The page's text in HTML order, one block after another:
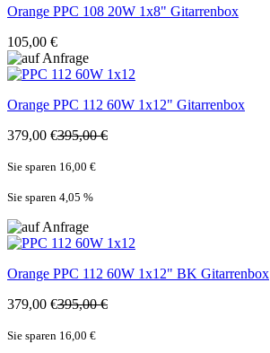
Orange PPC 108 20W 1x8" Gitarrenbox
105,00 €
Orange PPC 112 60W 1x12" Gitarrenbox
379,00 €395,00 €
Sie sparen 16,00 €
Sie sparen 4,05 %
Orange PPC 112 60W 1x12" BK Gitarrenbox
379,00 €395,00 €
Sie sparen 16,00 €